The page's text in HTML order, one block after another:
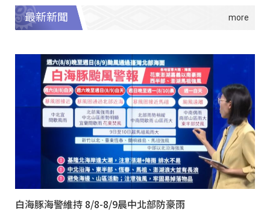
最新新聞
白海豚海警維持 8/8-8/9晨中北部防豪雨